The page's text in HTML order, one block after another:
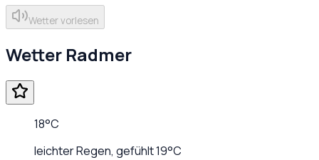
Wetter vorlesen
Wetter Radmer
18°C
leichter Regen, gefühlt19°C